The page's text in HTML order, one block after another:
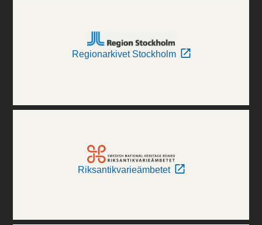
Regionarkivet Stockholm
Riksantikvarieämbetet